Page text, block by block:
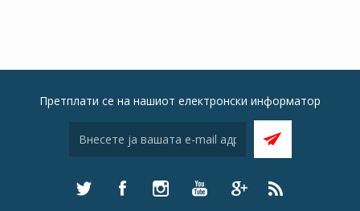
Претплати се на нашиот електронски информатор